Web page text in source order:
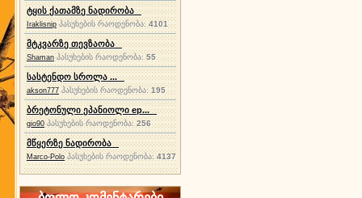
ტყის ქათამზე ნადირობა
Iraklisnip პასუხების რაოდენობა: 4101
მტკვარზე თევზაობა
Shaman პასუხების რაოდენობა:55
სასტენდო სროლა ...
akson777 პასუხების რაოდენობა:195
ბრეტონული ეპანიოლი ep...
gio90 პასუხების რაოდენობა:256
მწყერზე ნადირობა
Marco-Polo პასუხების რაოდენობა:4137